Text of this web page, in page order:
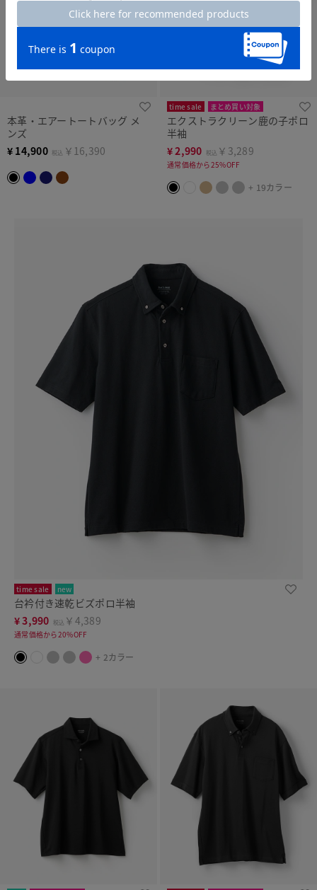
本革・エアートートバッグ メ
ンズ
¥ 14,900 税込 ￥16,390
time sale まとめ買い対象
エクストラクリーン鹿の子ポロ
半袖
¥2,990 税込 ￥3,289
通常価格から25%OFF
+ 19カラー
time sale new
台衿付き速乾ビズポロ半袖
¥3,990 税込 ￥4,389
通常価格から20%OFF
+ 2カラー